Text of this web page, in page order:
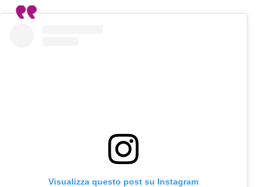
Visualizza questo post su Instagram